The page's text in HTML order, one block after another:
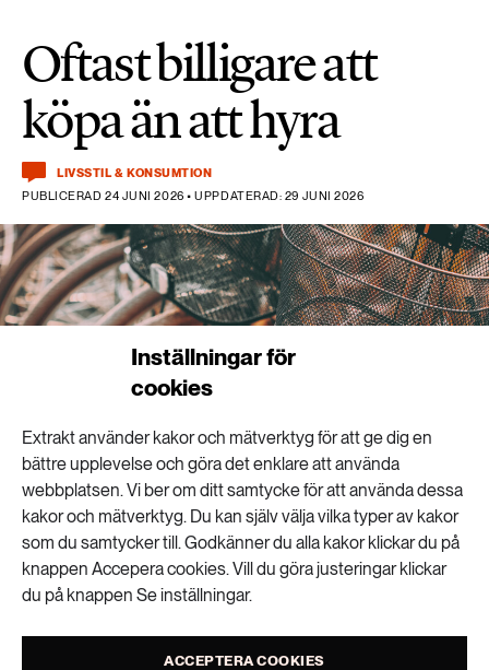
Inställningar för
cookies
Extrakt använder kakor och mätverktyg för att ge dig en
bättre upplevelse och göra det enklare att använda
webbplatsen. Vi ber om ditt samtycke för att använda dessa
kakor och mätverktyg. Du kan själv välja vilka typer av kakor
som du samtycker till. Godkänner du alla kakor klickar du på
knappen Accepera cookies. Vill du göra justeringar klickar
du på knappen Se inställningar.
ACCEPTERA COOKIES
Oftast billigare att
köpa än att hyra
LIVSSTIL & KONSUMTION
PUBLICERAD 24 JUNI 2026 • UPPDATERAD: 29 JUNI 2026
Det är mer lönsamt att äga verktyg eller cyklar som används regelbundet under
många år, medan det är ekonomiskt smartare att hyra till exempel festkläder, visar